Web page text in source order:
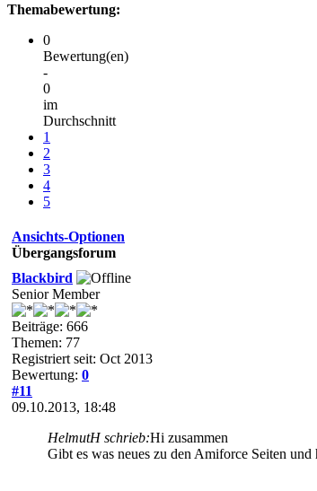
Themabewertung:
0
Bewertung(en)
-
0
im
Durchschnitt
1
2
3
4
5
Ansichts-Optionen
Übergangsforum
Blackbird
Senior Member
Beiträge: 666
Themen: 77
Registriert seit: Oct 2013
Bewertung: 0
#11
09.10.2013, 18:48
HelmutH schrieb:Hi zusammen
Gibt es was neues zu den Amiforce Seiten